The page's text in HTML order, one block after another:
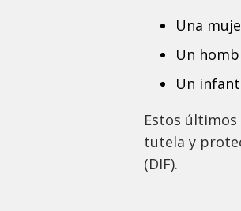
Una
Un
Un
Estos
tutela y
(DIF).